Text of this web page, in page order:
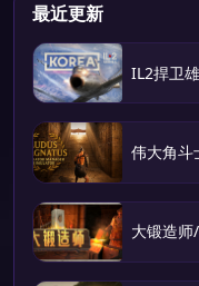
最近更新
IL2捍卫
伟大角
大锻造